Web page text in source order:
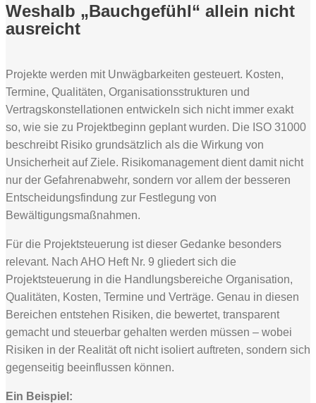
Weshalb „Bauchgefühl“ allein nicht
ausreicht
Projekte werden mit Unwägbarkeiten gesteuert. Kosten,
Termine, Qualitäten, Organisationsstrukturen und
Vertragskonstellationen entwickeln sich nicht immer exakt
so, wie sie zu Projektbeginn geplant wurden. Die ISO 31000
beschreibt Risiko grundsätzlich als die Wirkung von
Unsicherheit auf Ziele. Risikomanagement dient damit nicht
nur der Gefahrenabwehr, sondern vor allem der besseren
Entscheidungsfindung zur Festlegung von
Bewältigungsmaßnahmen.
Für die Projektsteuerung ist dieser Gedanke besonders
relevant. Nach AHO Heft Nr. 9 gliedert sich die
Projektsteuerung in die Handlungsbereiche Organisation,
Qualitäten, Kosten, Termine und Verträge. Genau in diesen
Bereichen entstehen Risiken, die bewertet, transparent
gemacht und steuerbar gehalten werden müssen – wobei
Risiken in der Realität oft nicht isoliert auftreten, sondern sich
gegenseitig beeinflussen können.
Ein Beispiel: